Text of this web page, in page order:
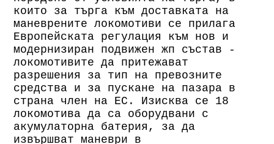
които за търга към доставката на
маневрените локомотиви се прилага
Европейската регулация към нов и
модернизиран подвижен жп състав -
локомотивите да притежават
разрешения за тип на превозните
средства и за пускане на пазара в
страна член на ЕС. Изисква се 18
локомотива да са оборудвани с
акумулаторна батерия, за да
извършват маневри в